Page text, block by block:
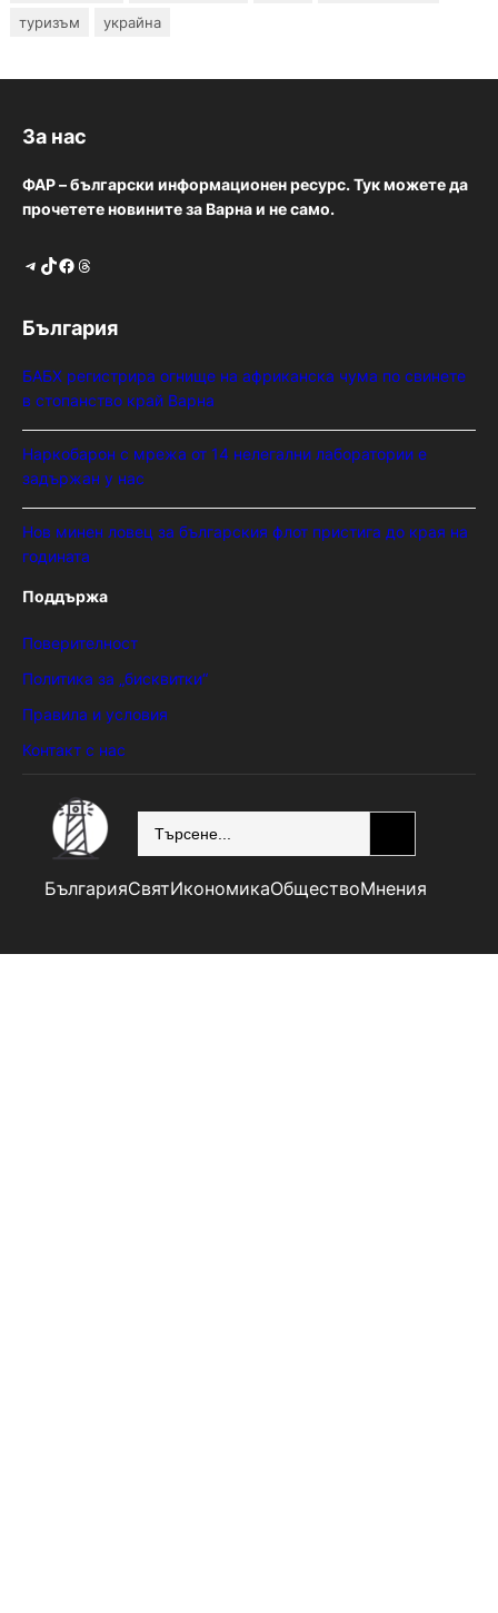
туризъм
украйна
За нас
ФАР – български информационен ресурс. Тук можете да
прочетете новините за Варна и не само.
Telegram TikTok Facebook Threads
България
БАБХ регистрира огнище на африканска чума по свинете
в стопанство край Варна
Наркобарон с мрежа от 14 нелегални лаборатории е
задържан у нас
Нов минен ловец за българския флот пристига до края на
годината
Поддържа
Поверителност
Политика за „бисквитки“
Правила и условия
Контакт с нас
БългарияСвятИкономикаОбществоМнения